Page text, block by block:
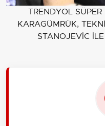
TRENDYOL
KARAGÜMRÜK,
STANOJEVİC